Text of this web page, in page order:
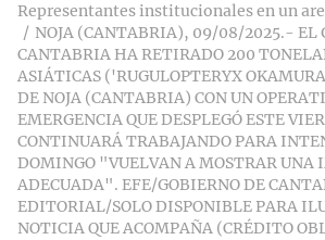
Representantes institucionales en un
NOJA (CANTABRIA), 09/08/2025.- EL
CANTABRIA HA RETIRADO 200
ASIÁTICAS ('RUGULOPTERYX
DE NOJA (CANTABRIA) CON UN
EMERGENCIA QUE DESPLEGÓ ESTE
CONTINUARÁ TRABAJANDO PARA
DOMINGO "VUELVAN A MOSTRAR UNA
ADECUADA". EFE/GOBIERNO DE
EDITORIAL/SOLO DISPONIBLE PARA
NOTICIA QUE ACOMPAÑA (CRÉDITO